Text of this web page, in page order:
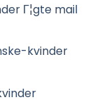
Г¦gte mail
kvinder